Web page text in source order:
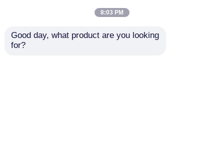
8:03 PM
Good day, what product are you looking
for?